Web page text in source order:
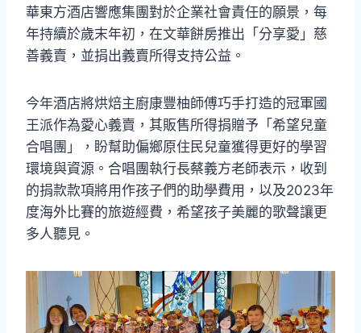
華東方酒店響應集團對於企業社會責任的願景，每
年持續於歲末年初，在文華餅房推出「分享愛」慈
善義賣，並捐出義賣所得支持公益。
今年酒店將烘焙主廚康豐柚師傅巧手打造的冠軍國
王派作為愛心義賣，其販售所得捐贈予「希望兒童
合唱團」，盼幫助偏鄉原住民兒童獲得更好的學習
環境與資源。合唱團執行長蔡義方老師表示，收到
的捐款款項將用作孩子們的助學費用，以及2023年
度海外比賽的旅遊經費，希望孩子美麗的歌聲讓更
多人聽見。